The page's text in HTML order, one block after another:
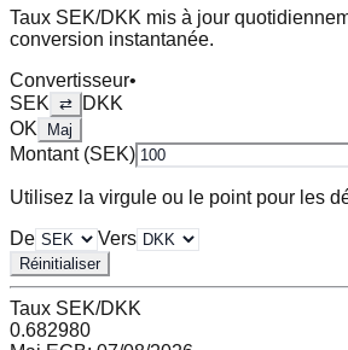
Taux SEK/DKK mis à jour
conversion instantanée.
Convertisseur•
SEK ⇄
DKK
OK
Maj
Montant (SEK)
Utilisez la virgule ou le point pour les
De
Vers
Réinitialiser
Taux SEK/DKK
0.682980